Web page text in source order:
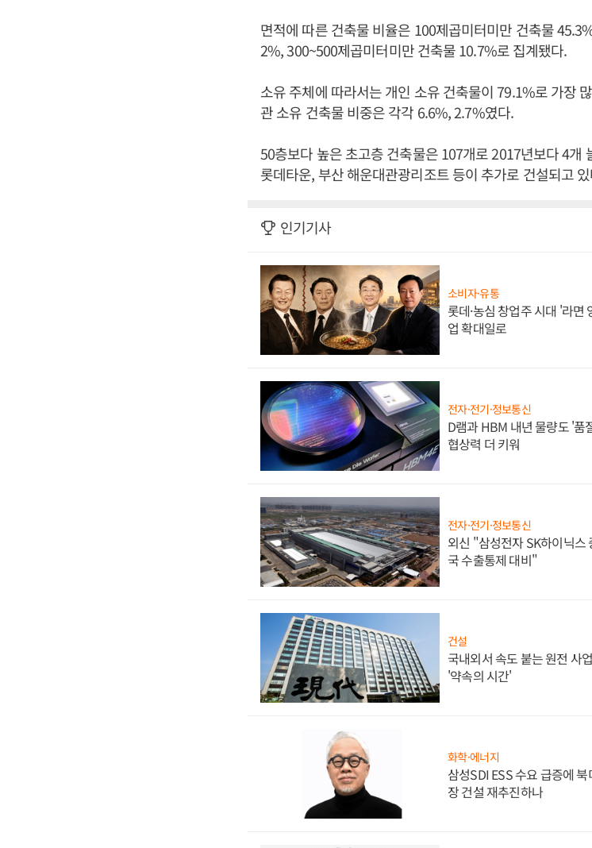
면적에 따른 건축물 비율은 100제곱미터미만 건축물
2%, 300~500제곱미터미만 건축물 10.7%로 집계됐다.
소유 주체에 따라서는 개인 소유 건축물이 79.1%로 가장
관 소유 건축물 비중은 각각 6.6%, 2.7%였다.
50층보다 높은 초고층 건축물은 107개로 2017년보다 4개
롯데타운, 부산 해운대관광리조트 등이 추가로 건설되고
인기기사
소비자·유통
롯데·농심 창업주 시대 '라면
업 확대일로
전자·전기·정보통신
D램과 HBM 내년 물량도 '품
협상력 더 키워
전자·전기·정보통신
외신 "삼성전자 SK하이닉스
국 수출통제 대비"
건설
국내외서 속도 붙는 원전 사
'약속의 시간'
화학·에너지
삼성SDI ESS 수요 급증에
장 건설 재추진하나